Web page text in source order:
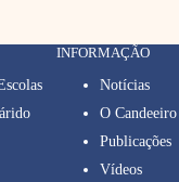
INFORMAÇÃO
Notícias
O Candeeiro
Publicações
Vídeos